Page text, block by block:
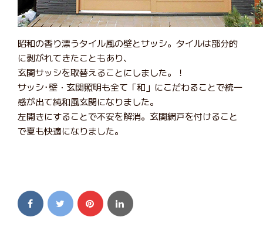
昭和の香り漂うタイル風の壁とサッシ。タイルは部分的
に剥がれてきたこともあり、
玄関サッシを取替えることにしました。！
サッシ･壁・玄関照明も全て「和」にこだわることで統一
感が出て純和風玄関になりました。
左開きにすることで不安を解消。玄関網戸を付けること
で夏も快適になりました。